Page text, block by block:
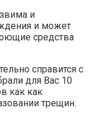
и
и может
средства
справится с
для Вас 10
как как
трещин.